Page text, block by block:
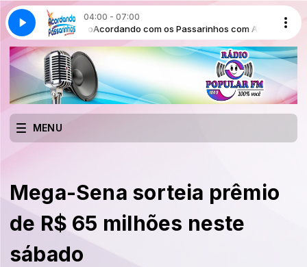
04:00 - 07:00
André LúcioAcordando com os Passarinhos com André Lúcio
MENU
Mega-Sena sorteia prêmio
de R$ 65 milhões neste
sábado